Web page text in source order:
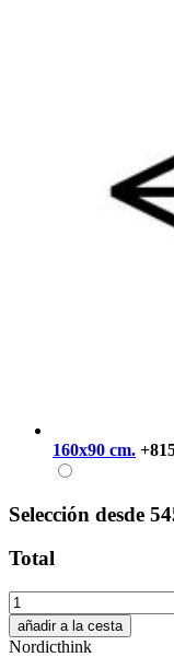
160x90 cm.
Selección desde
Total
añadir a la cesta
Nordicthink